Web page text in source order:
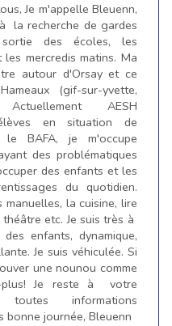
Je m'appelle Bleuenn,
la recherche de gardes
des écoles, les
mercredis matins. Ma
autour d'Orsay et ce
(gif-sur-yvette,
Actuellement AESH
en situation de
BAFA, je m'occupe
des problématiques
des enfants et les
du quotidien.
manuelles, la cuisine, lire
etc. Je suis très à
enfants, dynamique,
Je suis véhiculée. Si
une nounou comme
plus! Je reste à votre
informations
bonne journée, Bleuenn